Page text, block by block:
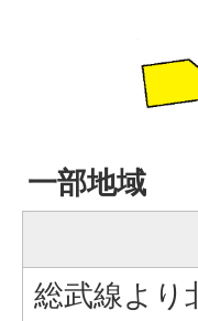
一部地域
総武線より